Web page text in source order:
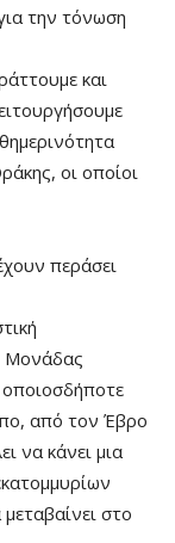
την τόνωση
και
οι οποίοι
περάσει
Μονάδας
οποιοσδήποτε
από τον Έβρο
να κάνει μια
στο